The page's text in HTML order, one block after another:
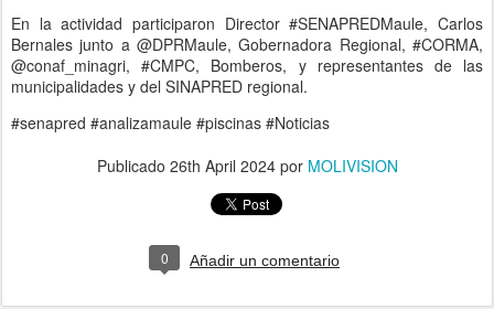
En la actividad participaron Director #SENAPREDMaule, Carlos
Bernales junto a @DPRMaule, Gobernadora Regional, #CORMA,
@conaf_minagri, #CMPC, Bomberos, y representantes de las
municipalidades y del SINAPRED regional.
#senapred #analizamaule #piscinas #Noticias
Publicado 26th April 2024por MOLIVISION
0 Añadir un comentario